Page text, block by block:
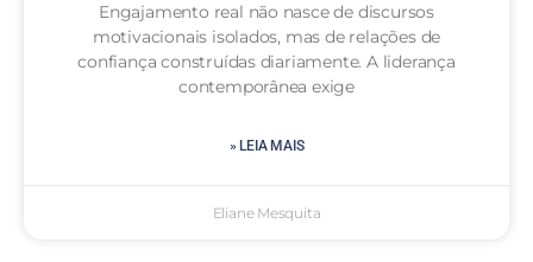
Engajamento real não nasce de discursos
motivacionais isolados, mas de relações de
confiança construídas diariamente. A liderança
contemporânea exige
» LEIA MAIS
Eliane Mesquita